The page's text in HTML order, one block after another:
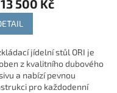
13 500 Kč
jídelní stůl ORI je
z kvalitního dubového
a nabízí pevnou
pro každodenní